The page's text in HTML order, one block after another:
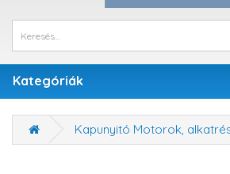
Kategóriák
Kapunyitó Motorok,